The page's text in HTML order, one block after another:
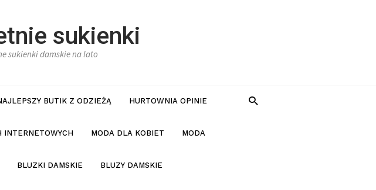
sukienki
sukienki damskie na lato
BUTIK Z ODZIEŻĄ HURTOWNIA OPINIE
INTERNETOWYCH MODA DLA KOBIET MODA
BLUZKI DAMSKIE BLUZY DAMSKIE